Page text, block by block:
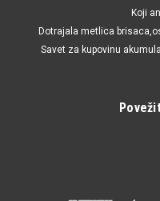
Koji
Dotrajala metlica
Savet za kupovinu